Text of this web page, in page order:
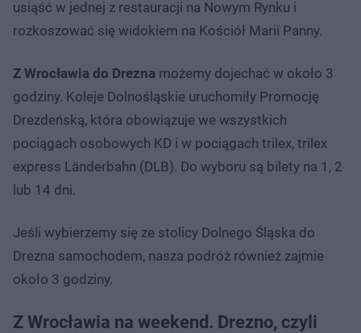
usiąść w jednej z restauracji na Nowym Rynku i
rozkoszować się widokiem na Kościół Marii Panny.
Z Wrocławia do Drezna możemy dojechać w około 3
godziny. Koleje Dolnośląskie uruchomiły Promocję
Drezdeńską, która obowiązuje we wszystkich
pociągach osobowych KD i w pociągach trilex, trilex
express Länderbahn (DLB). Do wyboru są bilety na 1, 2
lub 14 dni.
Jeśli wybierzemy się ze stolicy Dolnego Śląska do
Drezna samochodem, nasza podróż również zajmie
około 3 godziny.
Z Wrocławia na weekend. Drezno, czyli